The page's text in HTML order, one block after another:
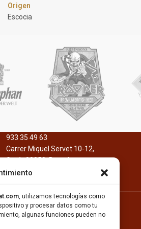
, utilizamos tecnologías como
y procesar datos como tu
algunas funciones pueden no
Origen
Escocia
Scotch Whisky
Formato
6 x 20cl
Descripción
obtenido a través de la mezcla de whiskies
seleccionados, cuya fabricación inició en
Actualmente está fabricado por Pernod
Ricard.
933 35 49 63
Carrer Miquel Servet 10-12,
Gavà, 08850, Barcelona.